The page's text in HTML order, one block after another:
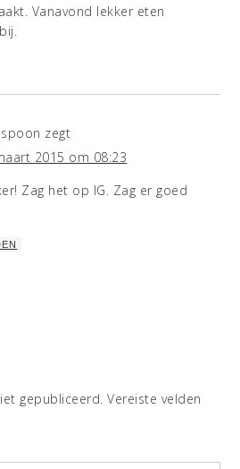
Vanavond lekker eten
zegt
2015 om 08:23
Zag het op IG. Zag er goed
gepubliceerd. Vereiste velden